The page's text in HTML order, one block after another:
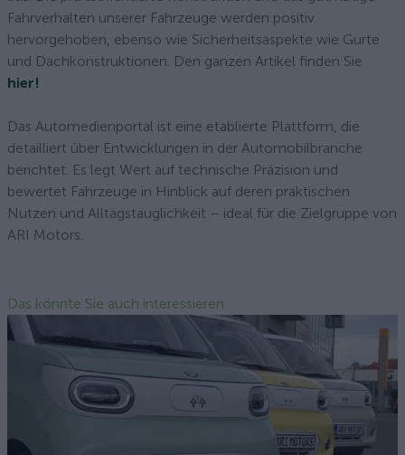
Fahrverhalten unserer Fahrzeuge werden positiv
hervorgehoben, ebenso wie Sicherheitsaspekte wie Gurte
und Dachkonstruktionen. Den ganzen Artikel finden Sie
hier!
Das Automedienportal ist eine etablierte Plattform, die
detailliert über Entwicklungen in der Automobilbranche
berichtet. Es legt Wert auf technische Präzision und
bewertet Fahrzeuge in Hinblick auf deren praktischen
Nutzen und Alltagstauglichkeit – ideal für die Zielgruppe von
ARI Motors.
Das könnte Sie auch interessieren